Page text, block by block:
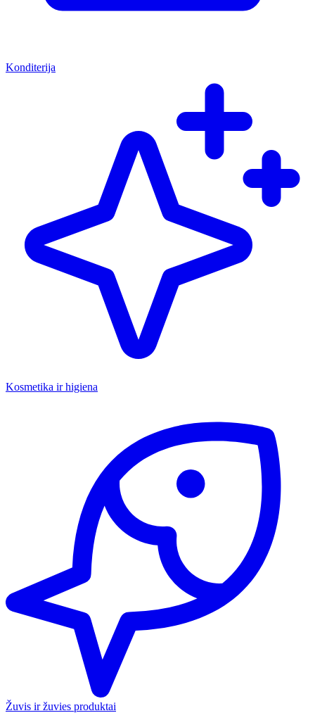
Konditerija
Kosmetika ir higiena
Žuvis ir žuvies produktai